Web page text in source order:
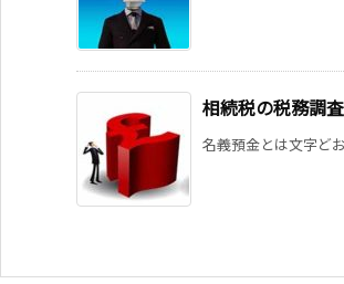
相続税の税務調
名義預金とは文字ど